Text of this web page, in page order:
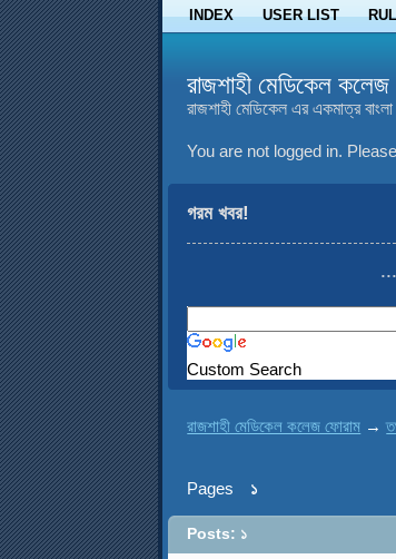
INDEX USER LIST
রাজশাহী মেডিকেল
রাজশাহী মেডিকেল এর একমাত্র
You are not logged in.
গরম খবর!
....
Custom Search
রাজশাহী মেডিকেল কলেজ ফোরাম →
Pages ১
Posts: ১